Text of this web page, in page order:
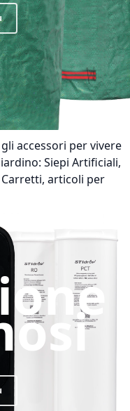
accessori per vivere
Siepi Artificiali,
articoli per